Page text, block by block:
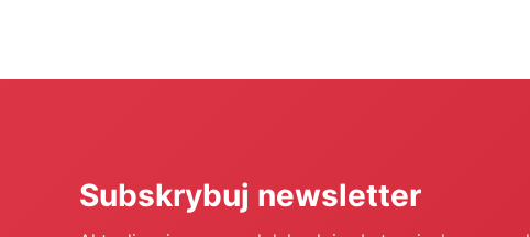
Subskrybuj newsletter